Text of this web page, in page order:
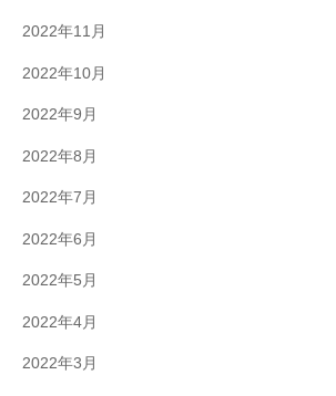
2022年11月
2022年10月
2022年9月
2022年8月
2022年7月
2022年6月
2022年5月
2022年4月
2022年3月